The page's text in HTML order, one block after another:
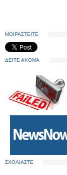
ΜΟΙΡΑΣΤΕΙΤΕ
ΔΕΙΤΕ ΑΚΟΜΑ
ΣΧΟΛΙΑΣΤΕ